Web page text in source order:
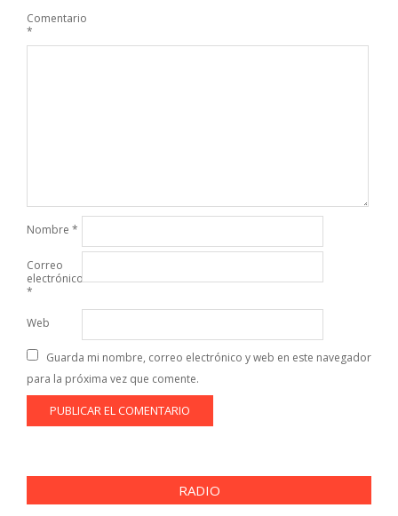
Comentario
*
Nombre *
Correo
electrónico
*
Web
Guarda mi nombre, correo electrónico y web en este navegador
para la próxima vez que comente.
RADIO